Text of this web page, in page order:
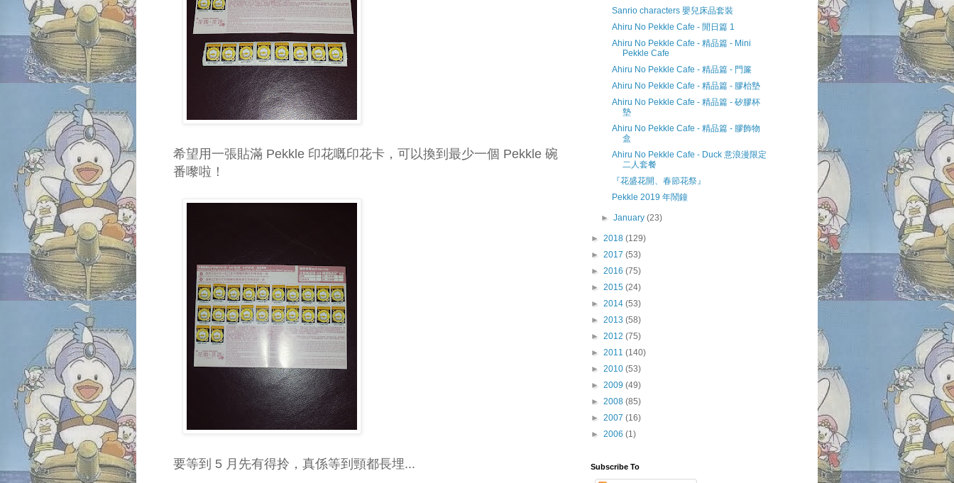
希望用一張貼滿 Pekkle 印花嘅印花卡，可以換到最少一個 Pekkle 碗
番嚟啦！
要等到 5 月先有得拎，真係等到頸都長埋...
Sanrio characters 嬰兒床品套裝
Ahiru No Pekkle Cafe - 閒日篇 1
Ahiru No Pekkle Cafe - 精品篇 - Mini
Pekkle Cafe
Ahiru No Pekkle Cafe - 精品篇 - 門簾
Ahiru No Pekkle Cafe - 精品篇 - 膠枱墊
Ahiru No Pekkle Cafe - 精品篇 - 矽膠杯
墊
Ahiru No Pekkle Cafe - 精品篇 - 膠飾物
盒
Ahiru No Pekkle Cafe - Duck 意浪漫限定
二人套餐
『花盛花開、春節花祭』
Pekkle 2019 年鬧鐘
►January(23)
► 2018 (129)
► 2017 (53)
► 2016 (75)
► 2015 (24)
► 2014 (53)
► 2013 (58)
► 2012 (75)
► 2011 (140)
► 2010 (53)
► 2009 (49)
► 2008 (85)
► 2007 (16)
► 2006 (1)
Subscribe To